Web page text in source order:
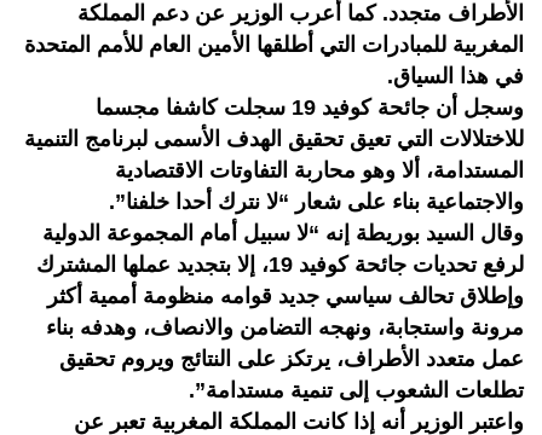
الأطراف متجدد. كما أعرب الوزير عن دعم المملكة
المغربية للمبادرات التي أطلقها الأمين العام للأمم المتحدة
في هذا السياق.
وسجل أن جائحة كوفيد 19 سجلت كاشفا مجسما
للاختلالات التي تعيق تحقيق الهدف الأسمى لبرنامج التنمية
المستدامة، ألا وهو محاربة التفاوتات الاقتصادية
والاجتماعية بناء على شعار “لا نترك أحدا خلفنا”.
وقال السيد بوريطة إنه “لا سبيل أمام المجموعة الدولية
لرفع تحديات جائحة كوفيد 19، إلا بتجديد عملها المشترك
وإطلاق تحالف سياسي جديد قوامه منظومة أممية أكثر
مرونة واستجابة، ونهجه التضامن والانصاف، وهدفه بناء
عمل متعدد الأطراف، يرتكز على النتائج ويروم تحقيق
تطلعات الشعوب إلى تنمية مستدامة”.
واعتبر الوزير أنه إذا كانت المملكة المغربية تعبر عن